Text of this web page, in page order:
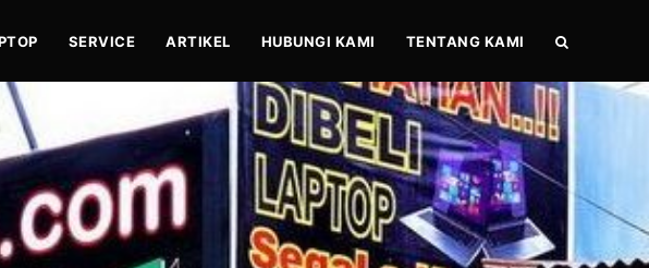
TENTANG KAMI
HUBUNGI KAMI
ARTIKEL
SERVICE